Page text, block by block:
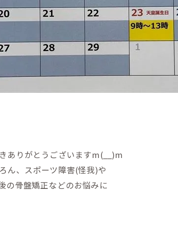
ありがとうござい ますm(__)m
ん、スポーツ障害(怪我)や
の骨盤矯正などのお悩みに